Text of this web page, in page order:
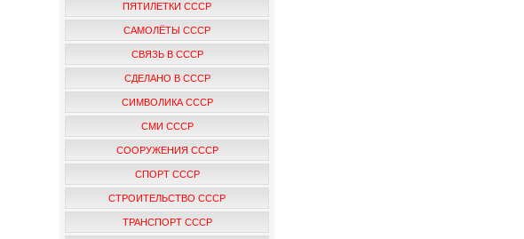
ПЯТИЛЕТКИ СССР
САМОЛЁТЫ СССР
СВЯЗЬ В СССР
СДЕЛАНО В СССР
СИМВОЛИКА СССР
СМИ СССР
СООРУЖЕНИЯ СССР
СПОРТ СССР
СТРОИТЕЛЬСТВО СССР
ТРАНСПОРТ СССР